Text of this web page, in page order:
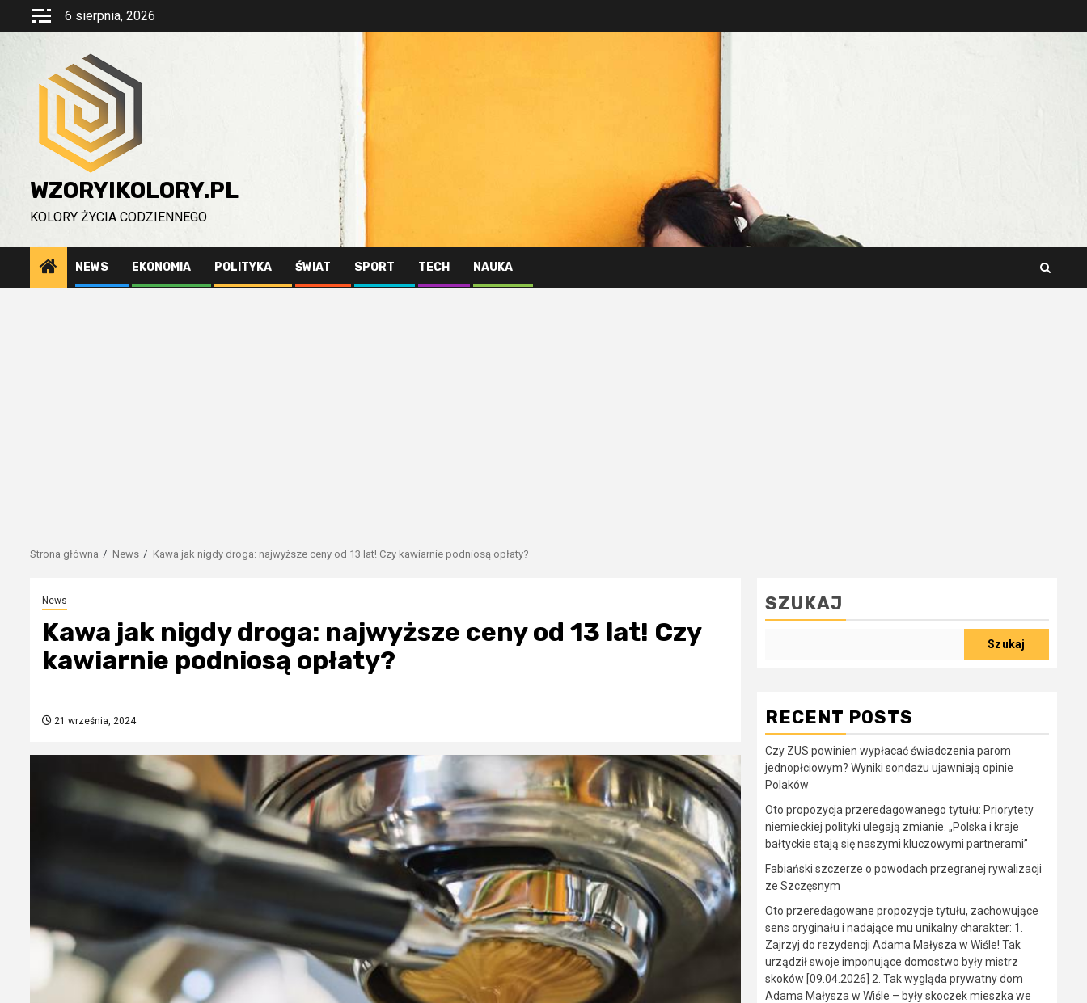
Przejdź
6 sierpnia, 2026
WZORYIKOLORY.PL
KOLORY ŻYCIA CODZIENNEGO
NEWS EKONOMIA POLITYKA ŚWIAT SPORT TECH NAUKA
Strona główna News Kawa jak nigdy droga: najwyższe ceny od 13 lat! Czy kawiarnie podniosą opłaty?
News
Kawa jak nigdy droga: najwyższe ceny od 13 lat! Czy
kawiarnie podniosą opłaty?
21 września, 2024
SZUKAJ
Szukaj
RECENT POSTS
Czy ZUS powinien wypłacać świadczenia parom
jednopłciowym? Wyniki sondażu ujawniają opinie
Polaków
Oto propozycja przeredagowanego tytułu: Priorytety
niemieckiej polityki ulegają zmianie. „Polska i kraje
bałtyckie stają się naszymi kluczowymi partnerami”
Fabiański szczerze o powodach przegranej rywalizacji
ze Szczęsnym
Oto przeredagowane propozycje tytułu, zachowujące
sens oryginału i nadające mu unikalny charakter: 1.
Zajrzyj do rezydencji Adama Małysza w Wiśle! Tak
urządził swoje imponujące domostwo były mistrz
skoków [09.04.2026] 2. Tak wygląda prywatny dom
Adama Małysza w Wiśle – były skoczek mieszka we